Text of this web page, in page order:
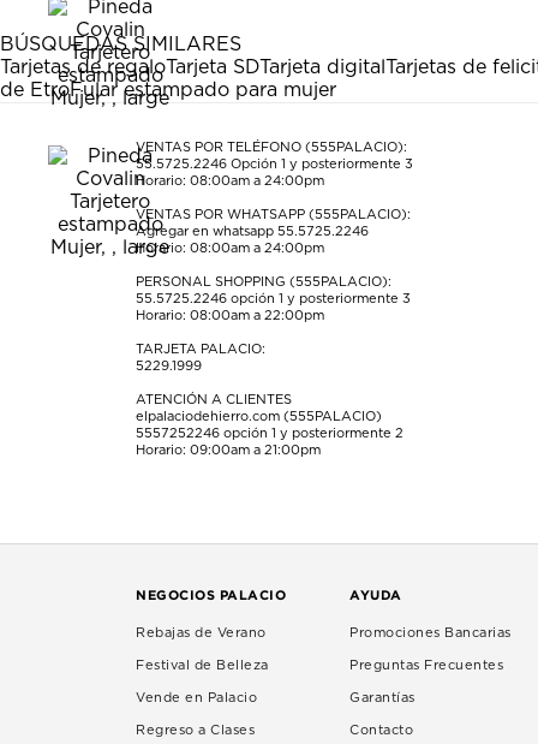
estrella
Esta
acción
abrirá
formulario
de
envío.
2
estrellas.
Esta
acción
abrirá
formulario
de
envío.
estrellas.
Esta
acción
abrirá
formulario
de
estrellas.
Esta
acción
abrirá
formulario
de
Esta
acción
abrirá
formulario
de
envío.
BÚSQUEDAS SIMILARES
Tarjetas de regaloTarjeta SDTarjeta digital Tarjetas de
de EtroFular estampado para mujer
VENTAS POR TELÉFONO (555PALACIO):
55.5725.2246 Opción 1 y posteriormente 3
Horario: 08:00am a 24:00pm
VENTAS POR WHATSAPP (555PALACIO):
Agregar en whatsapp 55.5725.2246
Horario: 08:00am a 24:00pm
PERSONAL SHOPPING (555PALACIO):
55.5725.2246 opción 1 y posteriormente 3
Horario: 08:00am a 22:00pm
TARJETA PALACIO:
5229.1999
ATENCIÓN A CLIENTES
elpalaciodehierro.com (555PALACIO)
5557252246 opción 1 y posteriormente 2
Horario: 09:00am a 21:00pm
NEGOCIOS PALACIO
Rebajas de Verano
Festival de Belleza
Vende en Palacio
Regreso a Clases
AYUDA
Promociones Bancarias
Preguntas Frecuentes
Garantías
Contacto